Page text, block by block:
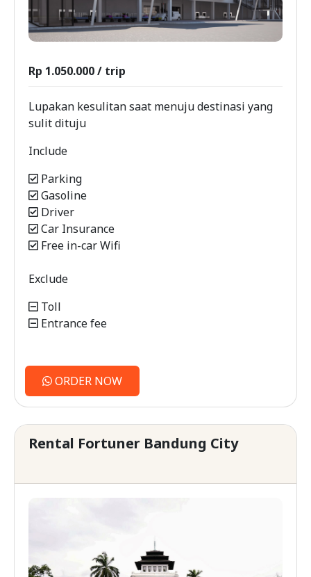
Rp 1.050.000 / trip
Lupakan kesulitan saat menuju destinasi yang
sulit dituju
Include
Parking
Gasoline
Driver
Car Insurance
Free in-car Wifi
Exclude
Toll
Entrance fee
ORDER NOW
Rental Fortuner Bandung City